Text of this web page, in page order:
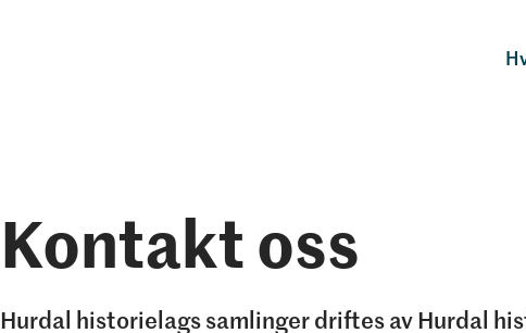
Kontakt oss
Hurdal historielags samlinger driftes av Hurdal